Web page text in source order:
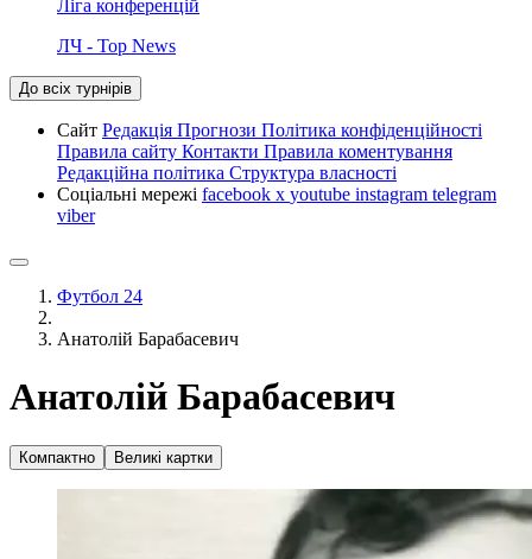
Ліга конференцій
ЛЧ - Top News
До всіх турнірів
Сайт Редакція Прогнози Політика конфіденційності
Правила сайту Контакти Правила коментування
Редакційна політика Структура власності
Соціальні мережі facebook x youtube instagram telegram
viber
Футбол 24
Анатолій Барабасевич
Анатолій Барабасевич
Компактно Великі картки